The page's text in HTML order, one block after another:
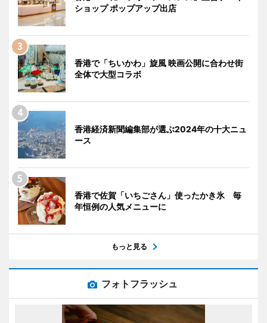
ショップ ポップアップ出店
香港で「ちいかわ」旋風 映画公開に合わせ街
全体で大型コラボ
香港経済新聞編集部が選ぶ2024年の十大ニュ
ース
香港で佐賀「いちごさん」使ったかき氷 毎
年恒例の人気メニューに
もっと見る
フォトフラッシュ